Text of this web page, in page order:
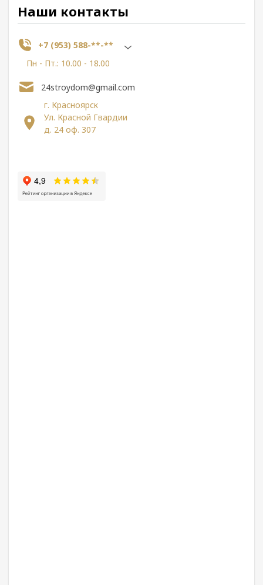
Наши контакты
+7 (953) 588-**-**
Пн - Пт.: 10.00 - 18.00
г. Красноярск
Ул. Красной Гвардии
д. 24 оф. 307
24stroydom@gmail.com